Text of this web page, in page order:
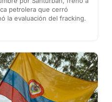
petrolera que cerró
la evaluación del fracking.